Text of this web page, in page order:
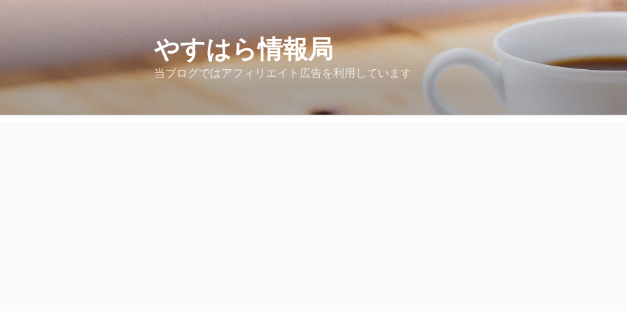
へ
やすはら情報局
当ブログではアフィリエイト広告を利用しています